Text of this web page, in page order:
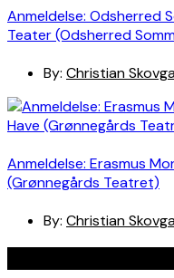
Anmeldelse: Odsherred
Teater (Odsherred
By: Christian
Anmeldelse: Erasmus
(Grønnegårds Teatret)
By: Christian